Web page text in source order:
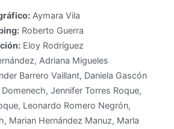
Aymara Vila
Roberto Guerra
Eloy Rodríguez
Adriana Migueles
Barrero Vaillant, Daniela Gascón
Jennifer Torres Roque,
Leonardo Romero Negrón,
Marian Hernández Manuz, Marla